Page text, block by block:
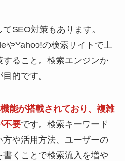
SEO対策もあります。
やYahoo!の検索サイトで上
ること。検索エンジンか
的です。
能が搭載されており、複雑
不要です。検索キーワード
方や活用方法、ユーザーの
くことで検索流入を増や